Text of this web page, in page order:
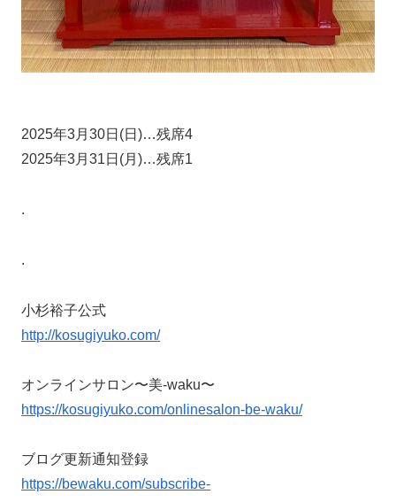
2025年3月30日(日)…残席4
2025年3月31日(月)…残席1
.
.
小杉裕子公式
http://kosugiyuko.com/
オンラインサロン〜美-waku〜
https://kosugiyuko.com/onlinesalon-be-waku/
ブログ更新通知登録
https://bewaku.com/subscribe-